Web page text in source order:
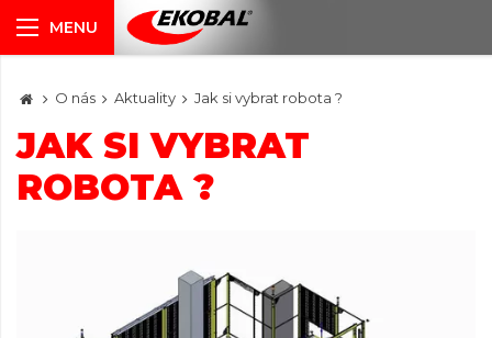
O nás Aktuality Jak si vybrat robota ?
JAK SI VYBRAT
ROBOTA ?